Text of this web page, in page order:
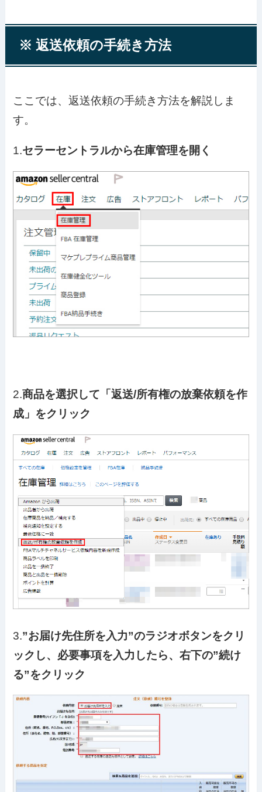
※ 返送依頼の手続き方法
ここでは、返送依頼の手続き方法を解説しま
す。
1.セラーセントラルから在庫管理を開く
2.商品を選択して「返送/所有権の放棄依頼を作
成」をクリック
3.”お届け先住所を入力”のラジオボタンをクリ
ックし、必要事項を入力したら、右下の”続け
る”をクリック